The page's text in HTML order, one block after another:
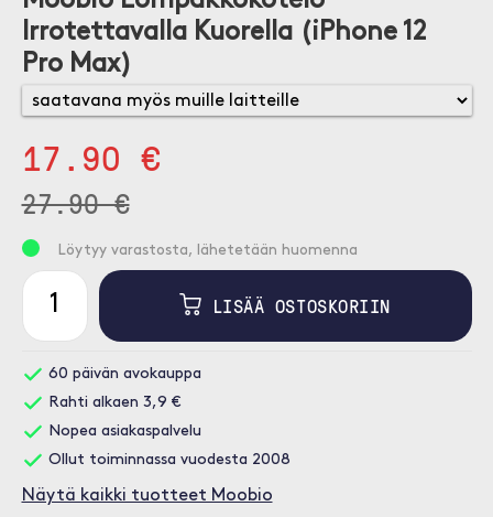
Irrotettavalla Kuorella (iPhone 12
Pro Max)
17.90 €
27.90 €
Löytyy varastosta, lähetetään huomenna
LISÄÄ OSTOSKORIIN
60 päivän avokauppa
Rahti alkaen 3,9 €
Nopea asiakaspalvelu
Ollut toiminnassa vuodesta 2008
Näytä kaikki tuotteet Moobio